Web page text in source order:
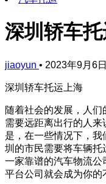
深圳轿车
jiaoyun • 2023年9月6
深圳轿车托运上海
随着社会的发展，人
需要远距离出行的人
是，在一些情况下，
圳的市民需要将车辆
一家靠谱的汽车物流
平台公司就会成为你的